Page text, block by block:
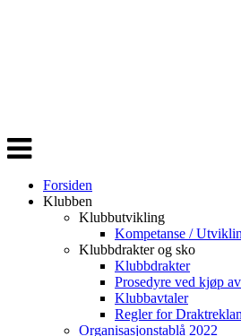
Veksle
navigasjon
Forsiden
Klubben
Klubbutvikling
Kompetanse /
Klubbdrakter og sko
Klubbdrakter
Prosedyre ved kjøp
Klubbavtaler
Regler for
Organisasjonstablå 2022